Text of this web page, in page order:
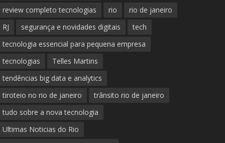
review completo tecnologias
rio
rio de janeiro
RJ
segurança e novidades digitais
tech
tecnologia essencial para pequena empresa
tecnologias
Telles Martins
tendências big data e analytics
tiroteio no rio de janeiro
trânsito rio de janeiro
tudo sobre a nova tecnologia
Ultimas Noticias do Rio